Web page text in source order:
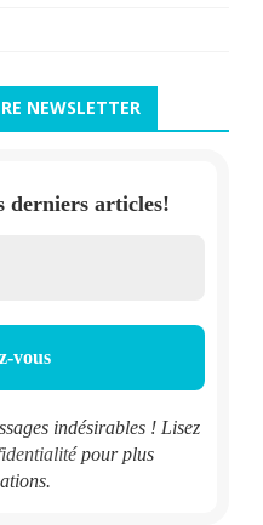
NEWSLETTER
derniers articles!
indésirables ! Lisez
pour plus